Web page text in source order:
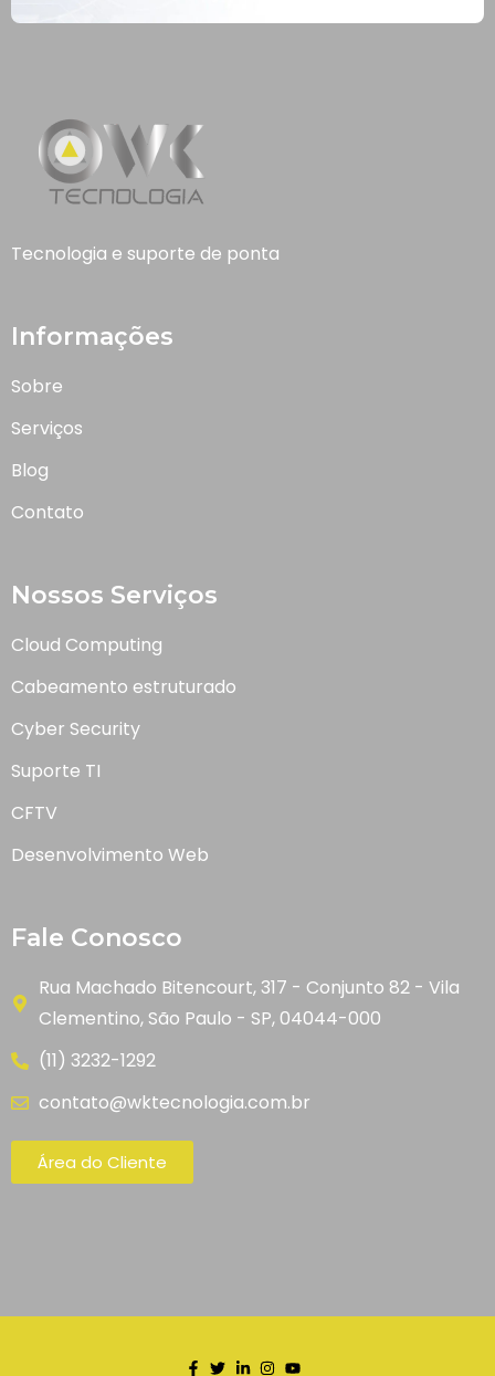
Tecnologia e suporte de ponta
Informações
Sobre
Serviços
Blog
Contato
Nossos Serviços
Cloud Computing
Cabeamento estruturado
Cyber Security
Suporte TI
CFTV
Desenvolvimento Web
Fale Conosco
Rua Machado Bitencourt, 317 - Conjunto 82 - Vila
Clementino, São Paulo - SP, 04044-000
(11) 3232-1292
contato@wktecnologia.com.br
Área do Cliente